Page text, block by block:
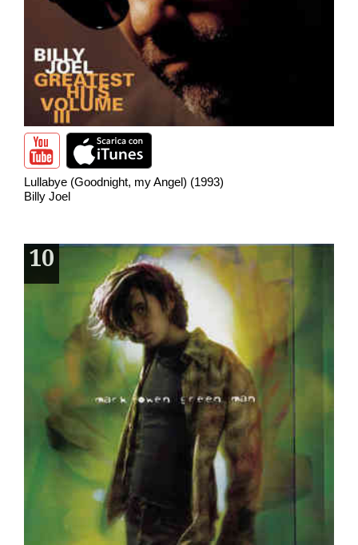
Lullabye (Goodnight, my Angel) (1993)
Billy Joel
10